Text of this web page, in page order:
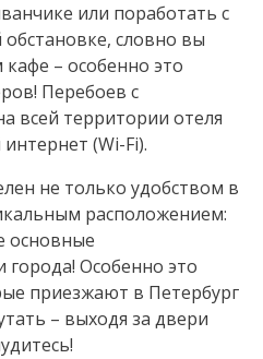
или поработать с
словно вы
– особенно это
Перебоев с
всей территории отеля
(Wi-Fi).
не только удобством в
расположением:
основные
города! Особенно это
приезжают в Петербург
– выходя за двери